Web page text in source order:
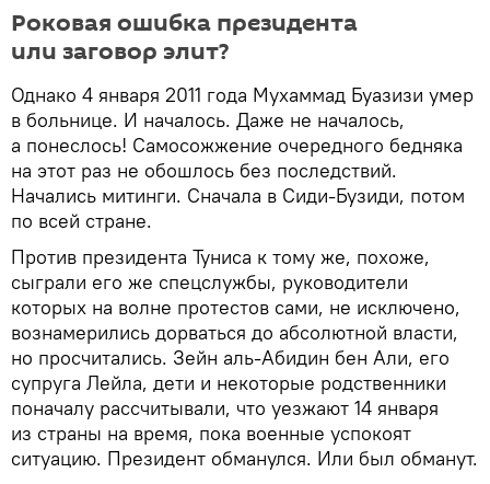
Роковая ошибка президента
или заговор элит?
Однако 4 января 2011 года Мухаммад Буазизи умер
в больнице. И началось. Даже не началось,
а понеслось! Самосожжение очередного бедняка
на этот раз не обошлось без последствий.
Начались митинги. Сначала в Сиди-Бузиди, потом
по всей стране.
Против президента Туниса к тому же, похоже,
сыграли его же спецслужбы, руководители
которых на волне протестов сами, не исключено,
вознамерились дорваться до абсолютной власти,
но просчитались. Зейн аль-Абидин бен Али, его
супруга Лейла, дети и некоторые родственники
поначалу рассчитывали, что уезжают 14 января
из страны на время, пока военные успокоят
ситуацию. Президент обманулся. Или был обманут.